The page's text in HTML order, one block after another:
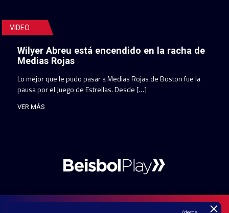
VIDEO
Wilyer Abreu está encendido en la racha de
Medias Rojas
Lo mejor que le pudo pasar a Medias Rojas de Boston fue la
pausa por el Juego de Estrellas. Desde […]
VER MÁS
×